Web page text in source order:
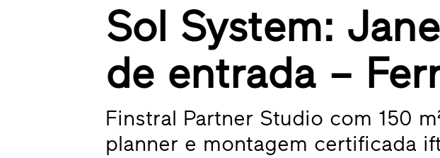
Sol System:
de entrada –
Finstral Partner Studio com 150
planner e montagem certificada